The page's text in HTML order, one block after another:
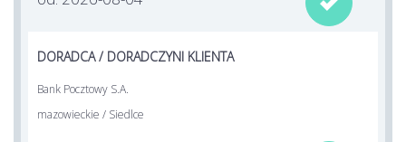
DORADCA / DORADCZYNI KLIENTA
Bank Pocztowy S.A.
mazowieckie / Siedlce